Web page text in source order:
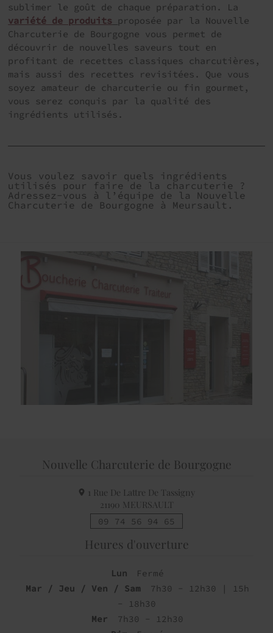
sublimer le goût de chaque préparation. La
variété de produits
proposée par la Nouvelle
Charcuterie de Bourgogne vous permet de
découvrir de nouvelles saveurs tout en
profitant de recettes classiques charcutières,
mais aussi des recettes revisitées. Que vous
soyez amateur de charcuterie ou fin gourmet,
vous serez conquis par la qualité des
ingrédients utilisés.
Vous voulez savoir quels ingrédients
utilisés pour faire de la charcuterie ?
Adressez-vous à l’équipe de la Nouvelle
Charcuterie de Bourgogne à Meursault.
Nouvelle Charcuterie de Bourgogne
1 Rue De Lattre De Tassigny
21190 MEURSAULT
09 74 56 94 65
Heures d'ouverture
Lun
Fermé
Mar / Jeu / Ven / Sam
7h30 - 12h30 | 15h
- 18h30
Mer
7h30 - 12h30